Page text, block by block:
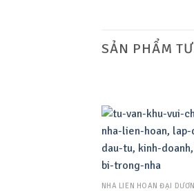
SẢN PHẨM
NHÀ LIÊN HOÀN ĐẠI